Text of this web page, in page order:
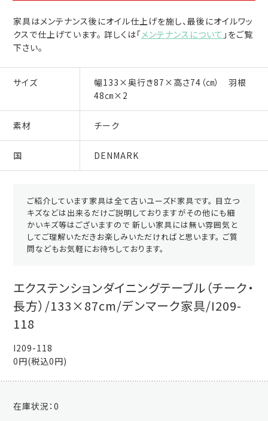
家具はメンテナンス後にオイル仕上げを施し、最後にオイルワッ
クスで仕上げています。 詳しくは「メンテナンスについて 」をご覧
下さい。
サイズ
幅133×奥行き87×高さ74（㎝） 羽根
48㎝×2
素材 チーク
国 DENMARK
ご紹介しています家具は全て古いユーズド家具です。 目立つ
キズなどは出来るだけご説明しておりますがその他にも細
かいキズ等はございますので 新しい家具には無い雰囲気と
してご理解いただきお楽しみいただければと思います。 ご質
問などもお気軽にお待ちしております。
エクステンションダイニングテーブル（チーク・
長方）/133×87cm/デンマーク家具/I209-
118
I209-118
0円(税込0円)
在庫状況：0